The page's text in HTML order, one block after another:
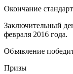
Окончание
Заключительный
февраля 2016 года.
Объявление
Призы